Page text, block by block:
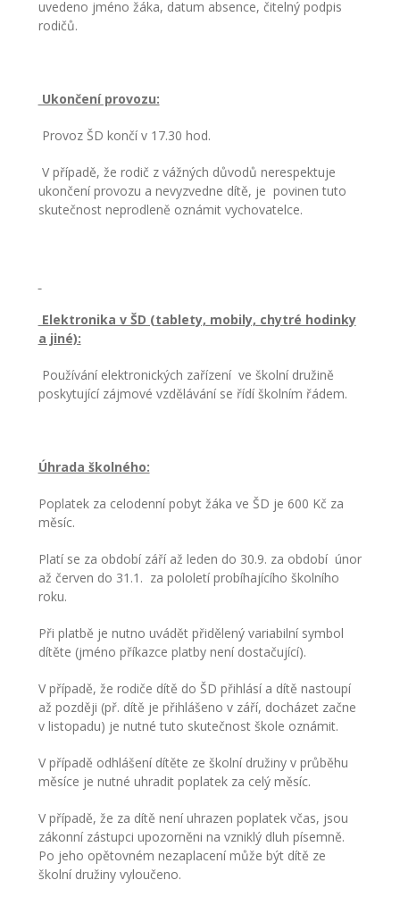
uvedeno jméno žáka, datum absence, čitelný podpis
rodičů.
Ukončení provozu:
Provoz ŠD končí v 17.30 hod.
V případě, že rodič z vážných důvodů nerespektuje
ukončení provozu a nevyzvedne dítě, je povinen tuto
skutečnost neprodleně oznámit vychovatelce.
Elektronika v ŠD (tablety, mobily, chytré hodinky
a jiné):
Používání elektronických zařízení ve školní družině
poskytující zájmové vzdělávání se řídí školním řádem.
Úhrada školného:
Poplatek za celodenní pobyt žáka ve ŠD je 600 Kč za
měsíc.
Platí se za období září až leden do 30.9. za období únor
až červen do 31.1. za pololetí probíhajícího školního
roku.
Při platbě je nutno uvádět přidělený variabilní symbol
dítěte (jméno příkazce platby není dostačující).
V případě, že rodiče dítě do ŠD přihlásí a dítě nastoupí
až později (př. dítě je přihlášeno v září, docházet začne
v listopadu) je nutné tuto skutečnost škole oznámit.
V případě odhlášení dítěte ze školní družiny v průběhu
měsíce je nutné uhradit poplatek za celý měsíc.
V případě, že za dítě není uhrazen poplatek včas, jsou
zákonní zástupci upozorněni na vzniklý dluh písemně.
Po jeho opětovném nezaplacení může být dítě ze
školní družiny vyloučeno.